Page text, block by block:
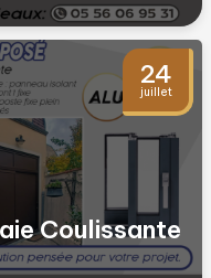
24
juillet
Coulissante